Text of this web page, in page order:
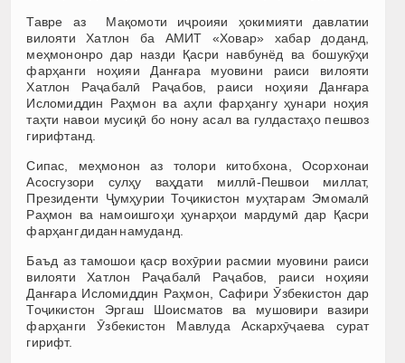
Тавре аз Мақомоти иҷроияи ҳокимияти давлатии
вилояти Хатлон ба АМИТ «Ховар» хабар доданд,
меҳмононро дар назди Қасри навбунёд ва бошукӯҳи
фарҳанги ноҳияи Данғара муовини раиси вилояти
Хатлон Раҷабалӣ Раҷабов, раиси ноҳияи Данғара
Исломиддин Раҳмон ва аҳли фарҳангу ҳунари ноҳия
таҳти навои мусиқӣ бо нону асал ва гулдастаҳо пешвоз
гирифтанд.
Сипас, меҳмонон аз толори китобхона, Осорхонаи
Асосгузори сулҳу ваҳдати миллӣ-Пешвои миллат,
Президенти Ҷумҳурии Тоҷикистон муҳтарам Эмомалӣ
Раҳмон ва намоишгоҳи ҳунарҳои мардумӣ дар Қасри
фарҳанг дидан намуданд.
Баъд аз тамошои қаср вохӯрии расмии муовини раиси
вилояти Хатлон Раҷабалӣ Раҷабов, раиси ноҳияи
Данғара Исломиддин Раҳмон, Сафири Ӯзбекистон дар
Тоҷикистон Эргаш Шоисматов ва мушовири вазири
фарҳанги Ӯзбекистон Мавлуда Аскархӯҷаева сурат
гирифт.